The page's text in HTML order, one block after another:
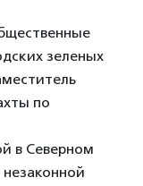
зеленых
по
в Северном